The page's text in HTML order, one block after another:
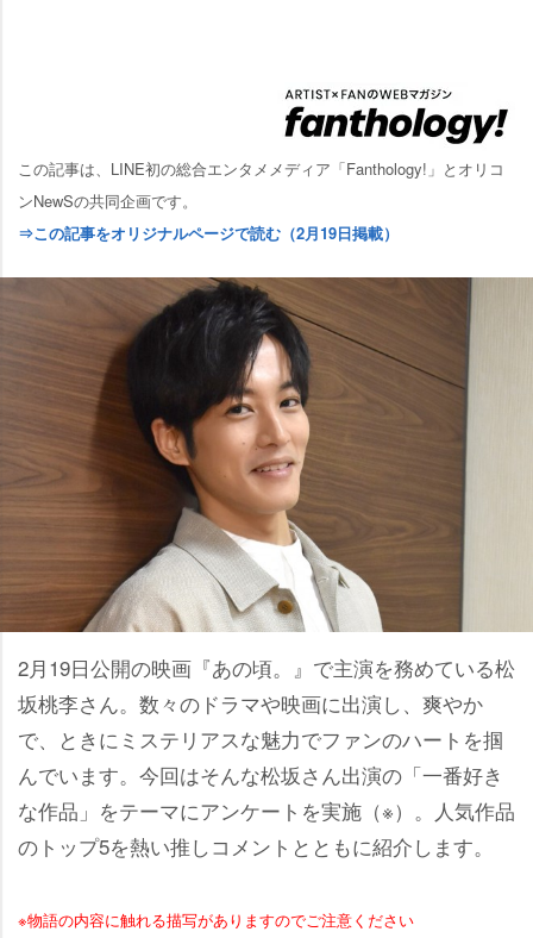
この記事は、LINE初の総合エンタメメディア「Fanthology!」とオリコ
ンNewSの共同企画です。
⇒この記事をオリジナルページで読む（2月19日掲載）
2月19日公開の映画『あの頃。』で主演を務めている松
坂桃李さん。数々のドラマや映画に出演し、爽やか
で、ときにミステリアスな魅力でファンのハートを掴
んでいます。今回はそんな松坂さん出演の「一番好き
な作品」をテーマにアンケートを実施（※）。人気作品
のトップ5を熱い推しコメントとともに紹介します。
※物語の内容に触れる描写がありますのでご注意ください